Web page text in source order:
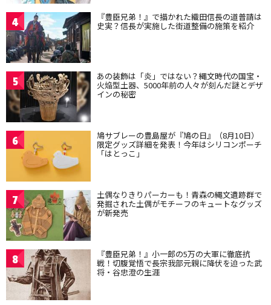
4 『豊臣兄弟！』で描かれた織田信長の道普請は
史実？信長が実施した街道整備の施策を紹介
5 あの装飾は「炎」ではない？縄文時代の国宝・
火焔型土器、5000年前の人々が刻んだ謎とデザ
インの秘密
6 鳩サブレーの豊島屋が『鳩の日』（8月10日）
限定グッズ詳細を発表！今年はシリコンポーチ
「はとっこ」
7 土偶なりきりパーカーも！青森の縄文遺跡群で
発掘された土偶がモチーフのキュートなグッズ
が新発売
8 『豊臣兄弟！』小一郎の5万の大軍に徹底抗
戦！切腹覚悟で長宗我部元親に降伏を迫った武
将・谷忠澄の生涯